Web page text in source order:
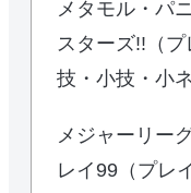
メタモル・パ
スターズ!!（
技・小技・小
メジャーリー
レイ99（プレ